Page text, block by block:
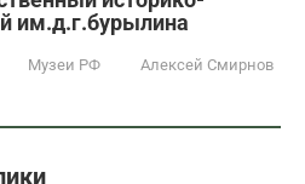
им.д.г.бурылина
Музеи РФ Алексей Смирнов